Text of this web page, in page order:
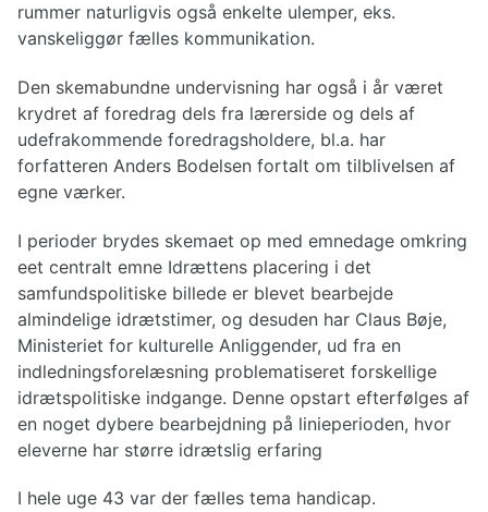
rummer naturligvis også enkelte ulemper, eks.
vanskeliggør fælles kommunikation.
Den skemabundne undervisning har også i år været
krydret af foredrag dels fra lærerside og dels af
udefrakommende foredragsholdere, bl.a. har
forfatteren Anders Bodelsen fortalt om tilblivelsen af
egne værker.
I perioder brydes skemaet op med emnedage omkring
eet centralt emne Idrættens placering i det
samfundspolitiske billede er blevet bearbejde
almindelige idrætstimer, og desuden har Claus Bøje,
Ministeriet for kulturelle Anliggender, ud fra en
indledningsforelæsning problematiseret forskellige
idrætspolitiske indgange. Denne opstart efterfølges af
en noget dybere bearbejdning på linieperioden, hvor
eleverne har større idrætslig erfaring
I hele uge 43 var der fælles tema handicap.